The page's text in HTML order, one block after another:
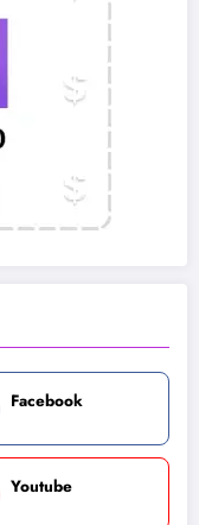
Facebook
Youtube